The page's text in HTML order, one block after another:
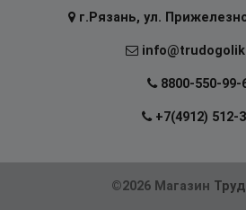
г.Рязань, ул.
8800-550-99-
+7(4912) 512-
©2026 Магазин